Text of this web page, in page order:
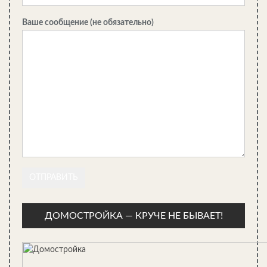
утеплитель для вашей бани, стоит обратиться за советом по
поводу этого к опытному специалисту. Он поможет вам
подобрать необходимый материал, а также расскажет
некоторые тонкости его монтажа на каркасную стену.
Как утеплить каркасную баню:
советы при выборе материала
Утепление бани, а тем более каркасной нужно сделать
правильно. Материал для утепления каркасной конструкции
необходимо выбрать экологичный и негорючий, при этом с
высокими теплосберегающими свойствами. Как утеплить
каркасную баню правильно и выбрать оптимальный материал,
можно узнать дочитав статью до конца.
Каркасная баня без дополнительного утепления стен будет
холодной и пользоваться ей будет нельзя.
Виды утеплителей для бани
Если выбрать утеплитель неподходящий или уложить его
Ваше сообщение (не обязательно)
ДОМОСТРОЙКА — КРУЧЕ НЕ БЫВАЕТ!